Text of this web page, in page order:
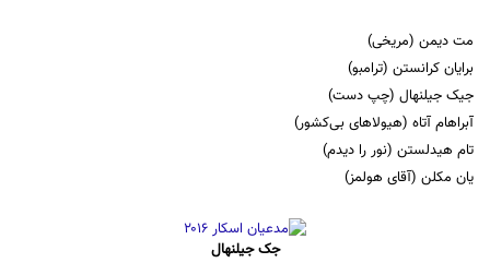
مت دیمن (مریخی)
برایان کرانستن (ترامبو)
جیک جیلنهال (چپ دست)
آبراهام آتاه (هیولاهای بی‌کشور)
تام هیدلستن (نور را دیدم)
یان مکلن (آقای هولمز)
جک جیلنهال